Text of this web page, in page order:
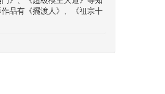
品有《擺渡人》、《祖宗十